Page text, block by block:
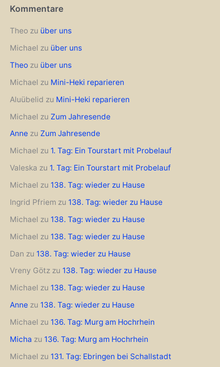
Kommentare
Theo zu über uns
Michael zu über uns
Theo zu über uns
Michael zu Mini-Heki reparieren
Aluübelid zu Mini-Heki reparieren
Michael zu Zum Jahresende
Anne zu Zum Jahresende
Michael zu 1. Tag: Ein Tourstart mit Probelauf
Valeska zu 1. Tag: Ein Tourstart mit Probelauf
Michael zu 138. Tag: wieder zu Hause
Ingrid Pfriem zu 138. Tag: wieder zu Hause
Michael zu 138. Tag: wieder zu Hause
Michael zu 138. Tag: wieder zu Hause
Dan zu 138. Tag: wieder zu Hause
Vreny Götz zu 138. Tag: wieder zu Hause
Michael zu 138. Tag: wieder zu Hause
Anne zu 138. Tag: wieder zu Hause
Michael zu 136. Tag: Murg am Hochrhein
Micha zu 136. Tag: Murg am Hochrhein
Michael zu 131. Tag: Ebringen bei Schallstadt